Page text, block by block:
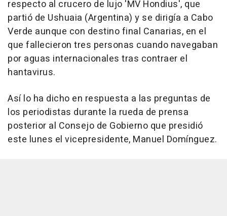
respecto al crucero de lujo 'MV Hondius', que
partió de Ushuaia (Argentina) y se dirigía a Cabo
Verde aunque con destino final Canarias, en el
que fallecieron tres personas cuando navegaban
por aguas internacionales tras contraer el
hantavirus.
Así lo ha dicho en respuesta a las preguntas de
los periodistas durante la rueda de prensa
posterior al Consejo de Gobierno que presidió
este lunes el vicepresidente, Manuel Domínguez.